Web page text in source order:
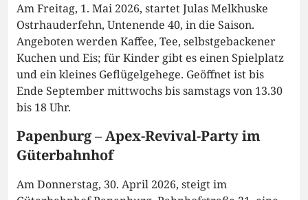
Am Freitag, 1. Mai 2026, startet Julas Melkhuske
Ostrhauderfehn, Untenende 40, in die Saison.
Angeboten werden Kaffee, Tee, selbstgebackener
Kuchen und Eis; für Kinder gibt es einen Spielplatz
und ein kleines Geflügelgehege. Geöffnet ist bis
Ende September mittwochs bis samstags von 13.30
bis 18 Uhr.
Papenburg – Apex-Revival-Party im
Güterbahnhof
Am Donnerstag, 30. April 2026, steigt im